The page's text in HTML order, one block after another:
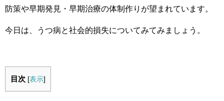
防策や早期発見・早期治療の体制作りが望まれています。
今日は、うつ病と社会的損失についてみてみましょう。
目次 [表示]